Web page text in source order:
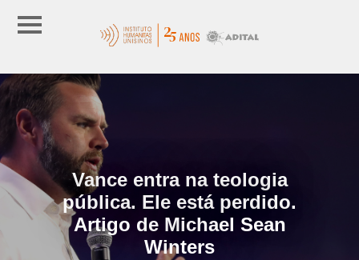
Vance entra na teologia
pública. Ele está perdido.
Artigo de Michael Sean
Winters